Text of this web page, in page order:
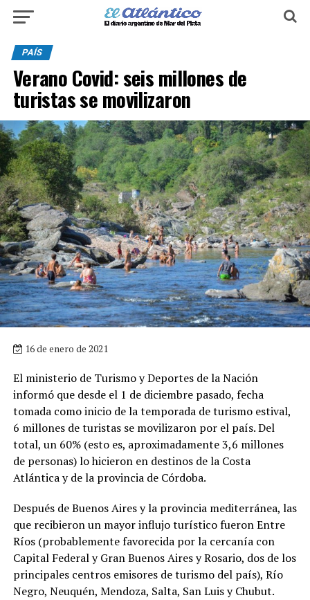
PAÍS
Verano Covid: seis millones de
turistas se movilizaron
16 de enero de 2021
El ministerio de Turismo y Deportes de la Nación
informó que desde el 1 de diciembre pasado, fecha
tomada como inicio de la temporada de turismo estival,
6 millones de turistas se movilizaron por el país. Del
total, un 60% (esto es, aproximadamente 3,6 millones
de personas) lo hicieron en destinos de la Costa
Atlántica y de la provincia de Córdoba.
Después de Buenos Aires y la provincia mediterránea, las
que recibieron un mayor influjo turístico fueron Entre
Ríos (probablemente favorecida por la cercanía con
Capital Federal y Gran Buenos Aires y Rosario, dos de los
principales centros emisores de turismo del país), Río
Negro, Neuquén, Mendoza, Salta, San Luis y Chubut.